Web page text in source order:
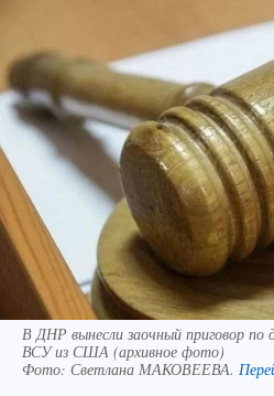
В ДНР вынесли заочный приговор по
ВСУ из США (архивное фото)
Фото: Светлана МАКОВЕЕВА.